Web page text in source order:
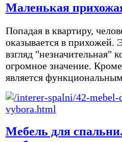
Маленькая
Попадая в квартиру,
оказывается в прихожей.
взгляд "незначительная"
огромное значение.
является
Мебель для